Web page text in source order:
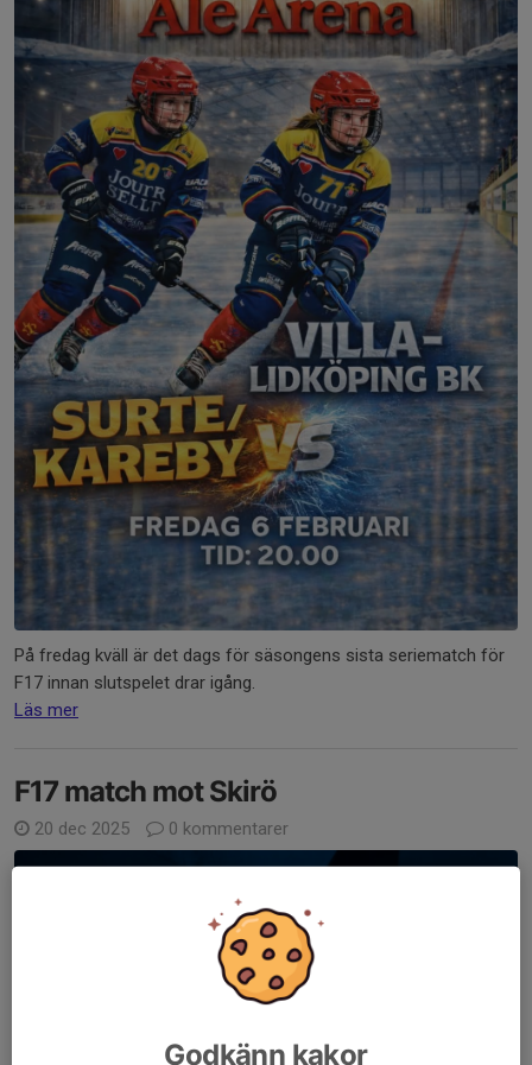
På fredag kväll är det dags för säsongens sista seriematch för
F17 innan slutspelet drar igång.
Läs mer
F17 match mot Skirö
20 dec 2025 0 kommentarer
Godkänn kakor